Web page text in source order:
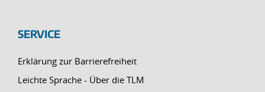
SERVICE
Erklärung zur Barrierefreiheit
Leichte Sprache - Über die TLM